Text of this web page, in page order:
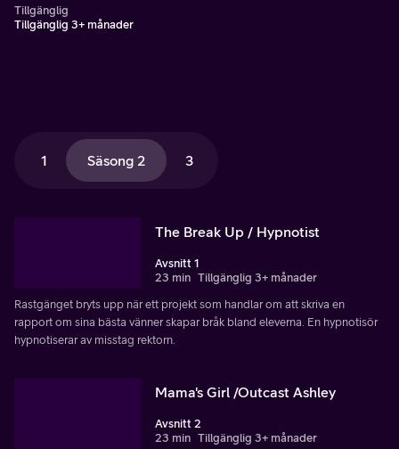
Tillgänglig
Tillgänglig 3+ månader
1 Säsong 2 3
The Break Up / Hypnotist
Avsnitt 1
23 min Tillgänglig 3+ månader
Rastgänget bryts upp när ett projekt som handlar om att skriva en
rapport om sina bästa vänner skapar bråk bland eleverna. En hypnotisör
hypnotiserar av misstag rektorn.
Mama's Girl /Outcast Ashley
Avsnitt 2
23 min Tillgänglig 3+ månader